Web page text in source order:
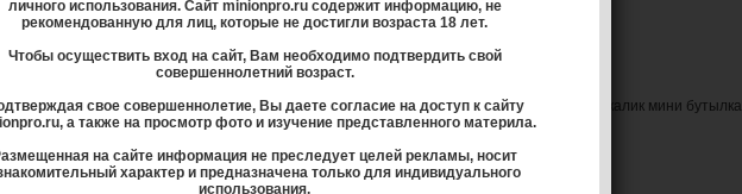
личного использования. Сайт minionpro.ru содержит информацию, не
рекомендованную для лиц, которые не достигли возраста 18 лет.
Чтобы осуществить вход на сайт, Вам необходимо подтвердить свой
совершеннолетний возраст.
свое совершеннолетие, Вы даете согласие на доступ к сайту
а также на просмотр фото и изучение представленного материла.
на сайте информация не преследует целей рекламы, носит
характер и предназначена только для индивидуального
использования.
водка Абсолют шкалик мини бутылка
Название Миньон Absolut водка Абсолют шкалик мини бутылка
Страна производства Швеция (Sweden)